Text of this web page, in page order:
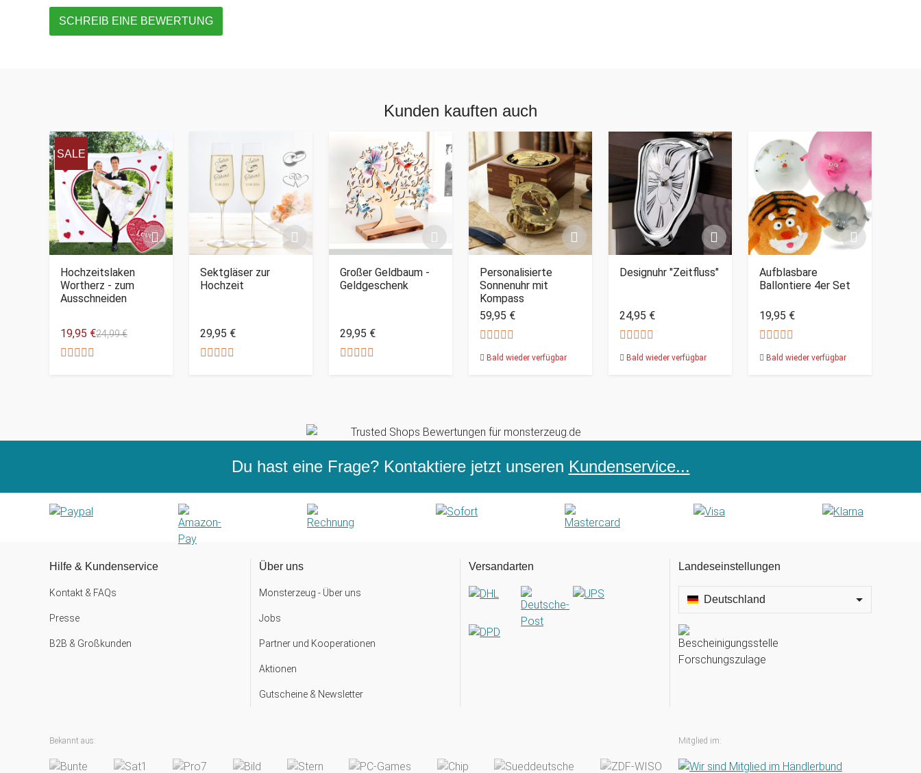
SCHREIB EINE BEWERTUNG
Kunden kauften auch
SALE
Hochzeitslaken
Wortherz - zum
Ausschneiden
19,95 €24,99 €
Sektgläser zur
Hochzeit
29,95 €
Großer Geldbaum -
Geldgeschenk
29,95 €
Personalisierte
Sonnenuhr mit
Kompass
59,95 €
Bald wieder verfügbar
Designuhr "Zeitfluss"
24,95 €
Bald wieder verfügbar
Aufblasbare
Ballontiere 4er Set
19,95 €
Bald wieder verfügbar
Du hast eine Frage? Kontaktiere jetzt unseren Kundenservice...
Hilfe & Kundenservice
Kontakt & FAQs
Presse
B2B & Großkunden
Über uns
Monsterzeug - Über uns
Jobs
Partner und Kooperationen
Aktionen
Gutscheine & Newsletter
Versandarten Landeseinstellungen
Deutschland
Bekannt aus: Mitglied im: